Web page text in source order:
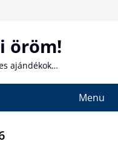
öröm!
ajándékok…
Menu